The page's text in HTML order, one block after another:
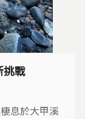
挑戰
息於大甲溪